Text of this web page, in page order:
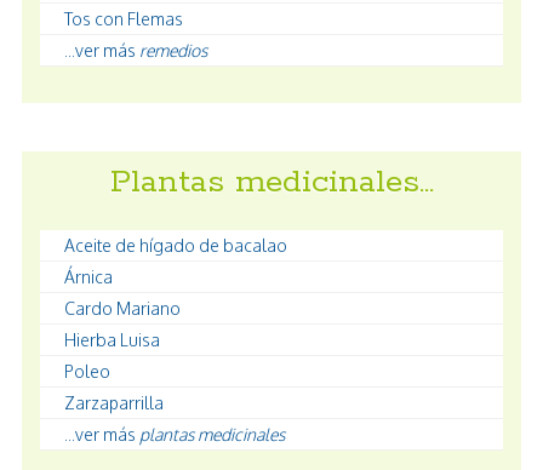
Tos con Flemas
...ver más remedios
Plantas medicinales…
Aceite de hígado de bacalao
Árnica
Cardo Mariano
Hierba Luisa
Poleo
Zarzaparrilla
...ver más plantas medicinales